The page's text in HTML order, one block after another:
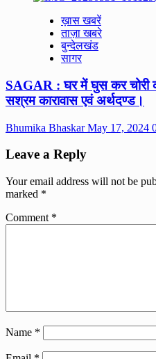
ख़ास खबरें
ताज़ा खबरे
बुन्देलखंड
सागर
SAGAR : घर में घुस कर चोरी
सश्रम कारावास एवं अर्थदण्ड।
Bhumika BhaskarMay 17, 2024
Leave a Reply
Your email address will not be
marked *
Comment *
Name *